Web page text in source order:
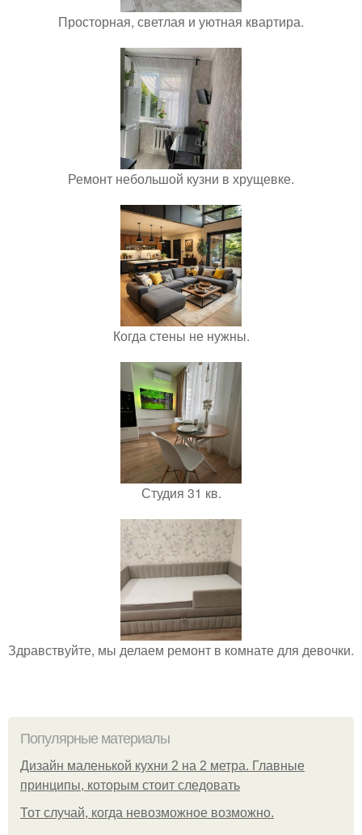
Просторная, светлая и уютная квартира.
Ремонт небольшой кузни в хрущевке.
Когда стены не нужны.
Студия 31 кв.
Здравствуйте, мы делаем ремонт в комнате для девочки.
Популярные материалы
Дизайн маленькой кухни 2 на 2 метра. Главные
принципы, которым стоит следовать
Тот случай, когда невозможное возможно.